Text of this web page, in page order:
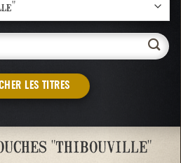
LES TITRES
"THIBOUVILLE"